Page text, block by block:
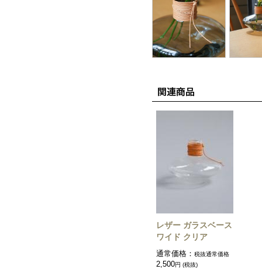
レザー ガラスベース
ワイド クリア
通常価格： 税抜通常価格
2,500円 (税抜)